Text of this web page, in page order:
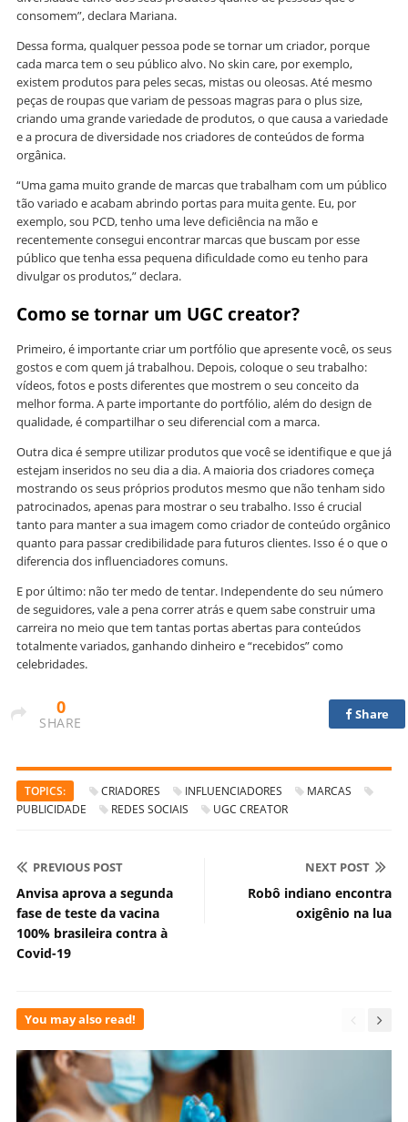
consomem”, declara Mariana.
Dessa forma, qualquer pessoa pode se tornar um criador, porque
cada marca tem o seu público alvo. No skin care, por exemplo,
existem produtos para peles secas, mistas ou oleosas. Até mesmo
peças de roupas que variam de pessoas magras para o plus size,
criando uma grande variedade de produtos, o que causa a variedade
e a procura de diversidade nos criadores de conteúdos de forma
orgânica.
“Uma gama muito grande de marcas que trabalham com um público
tão variado e acabam abrindo portas para muita gente. Eu, por
exemplo, sou PCD, tenho uma leve deficiência na mão e
recentemente consegui encontrar marcas que buscam por esse
público que tenha essa pequena dificuldade como eu tenho para
divulgar os produtos,” declara.
Como se tornar um UGC creator?
Primeiro, é importante criar um portfólio que apresente você, os seus
gostos e com quem já trabalhou. Depois, coloque o seu trabalho:
vídeos, fotos e posts diferentes que mostrem o seu conceito da
melhor forma. A parte importante do portfólio, além do design de
qualidade, é compartilhar o seu diferencial com a marca.
Outra dica é sempre utilizar produtos que você se identifique e que já
estejam inseridos no seu dia a dia. A maioria dos criadores começa
mostrando os seus próprios produtos mesmo que não tenham sido
patrocinados, apenas para mostrar o seu trabalho. Isso é crucial
tanto para manter a sua imagem como criador de conteúdo orgânico
quanto para passar credibilidade para futuros clientes. Isso é o que o
diferencia dos influenciadores comuns.
E por último: não ter medo de tentar. Independente do seu número
de seguidores, vale a pena correr atrás e quem sabe construir uma
carreira no meio que tem tantas portas abertas para conteúdos
totalmente variados, ganhando dinheiro e “recebidos” como
celebridades.
0
SHARE
Share
TOPICS: CRIADORES INFLUENCIADORES
MARCAS
PUBLICIDADE
REDES SOCIAIS UGC CREATOR
PREVIOUS POST
Anvisa aprova a segunda
fase de teste da vacina
100% brasileira contra à
Covid-19
NEXT POST
Robô indiano encontra
oxigênio na lua
You may also read!